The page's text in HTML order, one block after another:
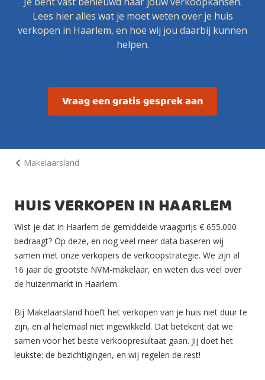
Lees hier alles wat je moet weten over je huis
verkopen in Haarlem, en hoe wij jou daarbij kunnen
helpen.
Vraag een gratis gesprek aan
Makelaarsland
HUIS VERKOPEN IN HAARLEM
Wist je dat in Haarlem de gemiddelde vraagprijs € 655.000
bedraagt? Op deze, en nog veel meer data baseren wij
samen met onze verkopers de verkoopstrategie. We zijn al
16 jaar de grootste NVM-makelaar, en weten dus veel over
de huizenmarkt in Haarlem.
Bij Makelaarsland hoeft het verkopen van je huis niet duur te
zijn, en al helemaal niet ingewikkeld. Dat betekent dat we
samen voor het beste verkoopresultaat gaan. Jij doet het
leukste: de bezichtigingen, en wij regelen de rest!